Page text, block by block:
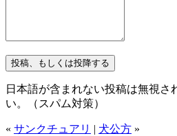
日本語が含まれない投稿は無視さ
い。（スパム対策）
« サンクチュアリ | 犬公方 »